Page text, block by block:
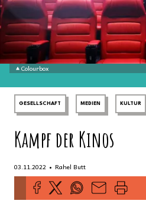
Colourbox
GESELLSCHAFT MEDIEN KULTUR
Kampf der Kinos
03.11.2022 • Rahel Butt